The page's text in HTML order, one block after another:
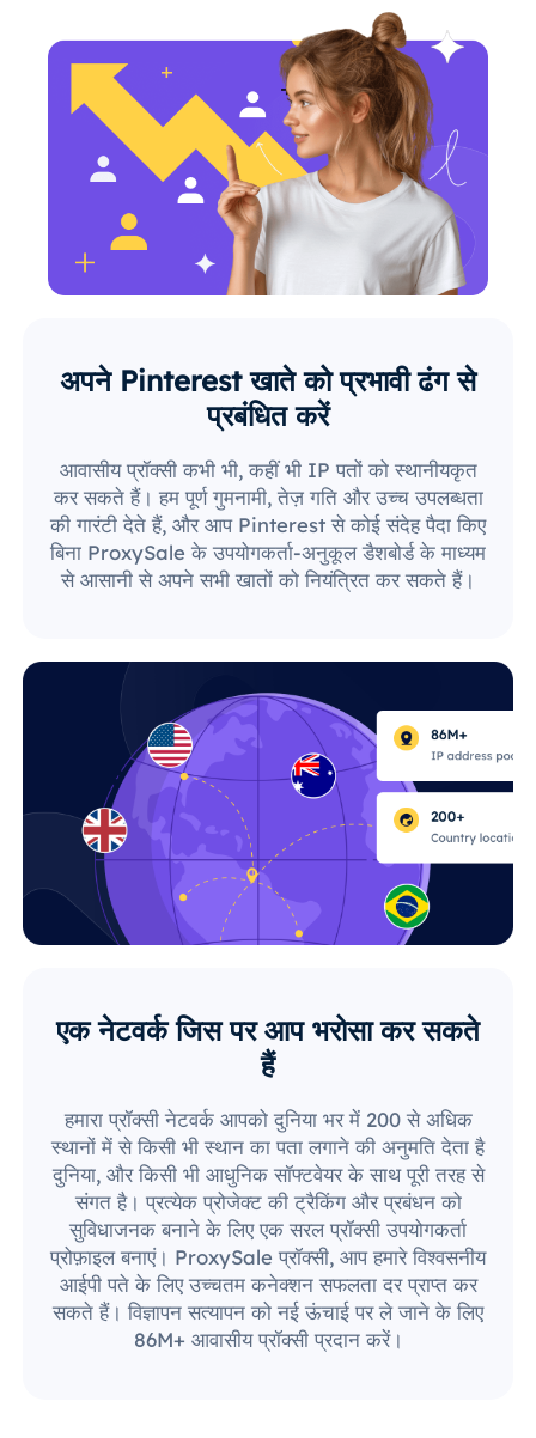
अपने Pinterest खाते को प्रभावी ढंग से
प्रबंधित करें
आवासीय प्रॉक्सी कभी भी, कहीं भी IP पतों को स्थानीयकृत
कर सकते हैं। हम पूर्ण गुमनामी, तेज़ गति और उच्च उपलब्धता
की गारंटी देते हैं, और आप Pinterest से कोई संदेह पैदा किए
बिना ProxySale के उपयोगकर्ता-अनुकूल डैशबोर्ड के माध्यम
से आसानी से अपने सभी खातों को नियंत्रित कर सकते हैं।
एक नेटवर्क जिस पर आप भरोसा कर सकते
हैं
हमारा प्रॉक्सी नेटवर्क आपको दुनिया भर में 200 से अधिक
स्थानों में से किसी भी स्थान का पता लगाने की अनुमति देता है
दुनिया, और किसी भी आधुनिक सॉफ्टवेयर के साथ पूरी तरह से
संगत है। प्रत्येक प्रोजेक्ट की ट्रैकिंग और प्रबंधन को
सुविधाजनक बनाने के लिए एक सरल प्रॉक्सी उपयोगकर्ता
प्रोफ़ाइल बनाएं। ProxySale प्रॉक्सी, आप हमारे विश्वसनीय
आईपी पते के लिए उच्चतम कनेक्शन सफलता दर प्राप्त कर
सकते हैं। विज्ञापन सत्यापन को नई ऊंचाई पर ले जाने के लिए
86M+ आवासीय प्रॉक्सी प्रदान करें।